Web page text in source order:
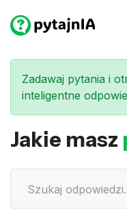
Zadawaj pytania i
inteligentne
Jakie masz